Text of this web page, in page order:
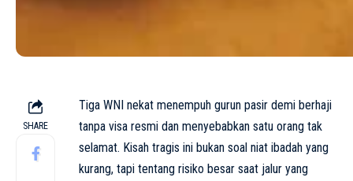
SHARE
Tiga WNI nekat menempuh gurun pasir demi berhaji
tanpa visa resmi dan menyebabkan satu orang tak
selamat. Kisah tragis ini bukan soal niat ibadah yang
kurang, tapi tentang risiko besar saat jalur yang